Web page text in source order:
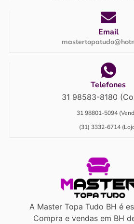
Email
Telefones
31 98583-8180
31 98801-5094
(31) 3332-6714
A Master Topa Tudo BH é
Compra e vendas em BH